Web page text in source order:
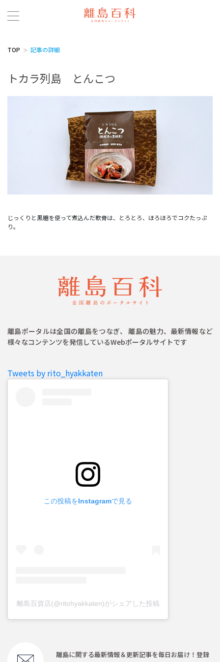
TOP 記事の詳細
トカラ列島 とんこつ
じっくりと黒糖を使って煮込んだ軟骨は、とろとろ、ほろほろでコクたっぷ
離島ポータルは全国の離島をつなぎ、 離島の魅力、最新情報など
様々なコンテンツを発信しているWebポータルサイトです
Tweets by rito_hyakkaten
この投稿をInstagramで見る
離島百貨店(@ritohyakkaten)がシェアした投稿
離島に関する最新情報＆更新記事を毎日お届け！登録